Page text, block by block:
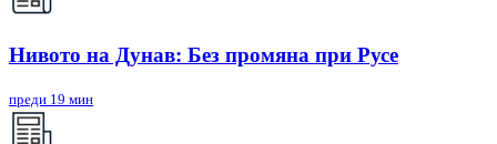
Нивото на Дунав: Без промяна при Русе
преди 19 мин